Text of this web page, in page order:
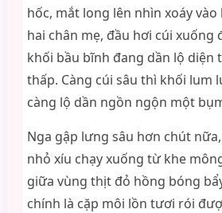
hốc, mắt long lên nhìn xoáy
hai chân mẹ, đầu hơi cúi xuống
khối bầu bĩnh đang dần lộ diện
thấp. Càng cúi sâu thì khối lum
càng lộ dần ngồn ngộn một
Nga gập lưng sâu hơn chút
nhỏ xíu chạy xuống từ khe
giữa vùng thịt đỏ hồng bóng
chính là cặp môi lồn tươi rói